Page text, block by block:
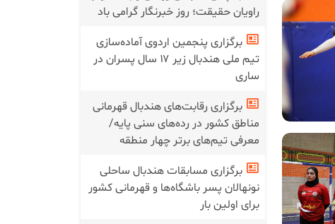
راویان حقیقت؛ روز خبرنگار گرامی باد
برگزاری پنجمین اردوی آماده‌سازی
تیم ملی هندبال زیر ۱۷ سال پسران در
ساری
برگزاری رقابت‌های هندبال قهرمانی
مناطق کشور در رده‌های سنی پایه/
معرفی تیم‌های برتر چهار منطقه
برگزاری مسابقات هندبال ساحلی
نونهالان پسر باشگاه‌ها و قهرمانی کشور
برای اولین بار